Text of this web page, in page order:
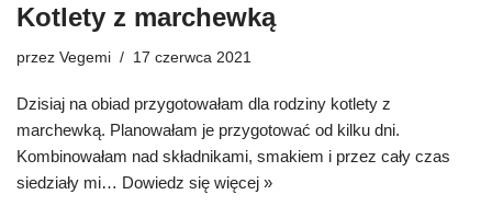
Kotlety z marchewką
przez Vegemi 17 czerwca 2021
Dzisiaj na obiad przygotowałam dla rodziny kotlety z
marchewką. Planowałam je przygotować od kilku dni.
Kombinowałam nad składnikami, smakiem i przez cały czas
siedziały mi… Dowiedz się więcej »